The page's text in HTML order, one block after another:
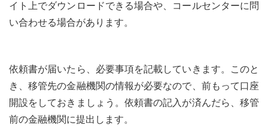
イト上でダウンロードできる場合や、コールセンターに問
い合わせる場合があります。
依頼書が届いたら、必要事項を記載していきます。このと
き、移管先の金融機関の情報が必要なので、前もって口座
開設をしておきましょう。依頼書の記入が済んだら、移管
前の金融機関に提出します。